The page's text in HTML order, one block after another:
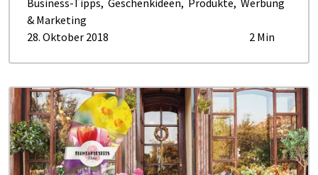
& Marketing
28. Oktober 2018
2 Min